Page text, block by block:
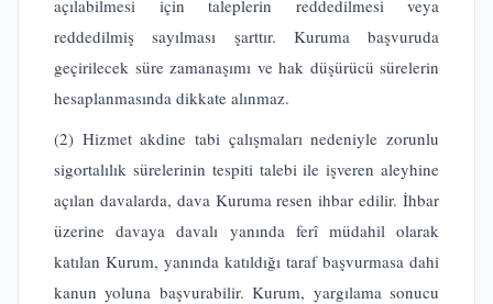
açılabilmesi için taleplerin reddedilmesi veya
reddedilmiş sayılması şarttır. Kuruma başvuruda
geçirilecek süre zamanaşımı ve hak düşürücü sürelerin
hesaplanmasında dikkate alınmaz.
(2) Hizmet akdine tabi çalışmaları nedeniyle zorunlu
sigortalılık sürelerinin tespiti talebi ile işveren aleyhine
açılan davalarda, dava Kuruma resen ihbar edilir. İhbar
üzerine davaya davalı yanında ferî müdahil olarak
katılan Kurum, yanında katıldığı taraf başvurmasa dahi
kanun yoluna başvurabilir. Kurum, yargılama sonucu